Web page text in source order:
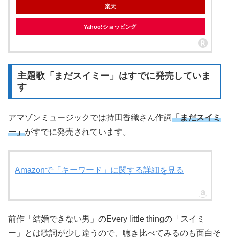
楽天
Yahoo!ショッピング
主題歌「まだスイミー」はすでに発売していま
す
アマゾンミュージックでは持田香織さん作詞「まだスイミ
ー」がすでに発売されています。
Amazonで「キーワード」に関する詳細を見る
前作「結婚できない男」のEvery little thingの「スイミ
ー」とは歌詞が少し違うので、聴き比べてみるのも面白そ